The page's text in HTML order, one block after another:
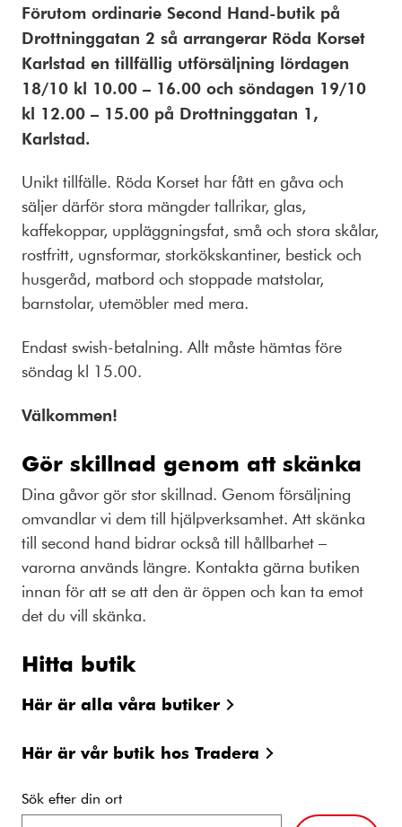
Förutom ordinarie Second Hand-butik på
Drottninggatan 2 så arrangerar Röda Korset
Karlstad en tillfällig utförsäljning lördagen
18/10 kl 10.00 – 16.00 och söndagen 19/10
kl 12.00 – 15.00 på Drottninggatan 1,
Karlstad.
Unikt tillfälle. Röda Korset har fått en gåva och
säljer därför stora mängder tallrikar, glas,
kaffekoppar, uppläggningsfat, små och stora skålar,
rostfritt, ugnsformar, storkökskantiner, bestick och
husgeråd, matbord och stoppade matstolar,
barnstolar, utemöbler med mera.
Endast swish-betalning. Allt måste hämtas före
söndag kl 15.00.
Välkommen!
Gör skillnad genom att skänka
Dina gåvor gör stor skillnad. Genom försäljning
omvandlar vi dem till hjälpverksamhet. Att skänka
till second hand bidrar också till hållbarhet –
varorna används längre. Kontakta gärna butiken
innan för att se att den är öppen och kan ta emot
det du vill skänka.
Hitta butik
Här är alla våra butiker
Här är vår butik hos Tradera
Sök efter din ort